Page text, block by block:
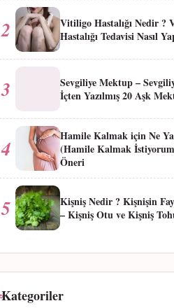
2
Vitiligo Hastalığı Nedir ?
Hastalığı Tedavisi Nasıl
3
Sevgiliye Mektup –
İçten Yazılmış 20 Aşk
4
Hamile Kalmak için Ne
(Hamile Kalmak
Öneri
5
Kişniş Nedir ? Kişnişin
– Kişniş Otu ve Kişniş
Kategoriler